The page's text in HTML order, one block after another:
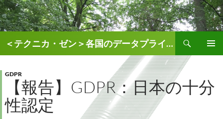
＜テクニカ・ゼン＞各国のデータプライバシー、AI関連情報
索
テ
へ
ス
GDPR
【報告】GDPR：日本の十分
性認定